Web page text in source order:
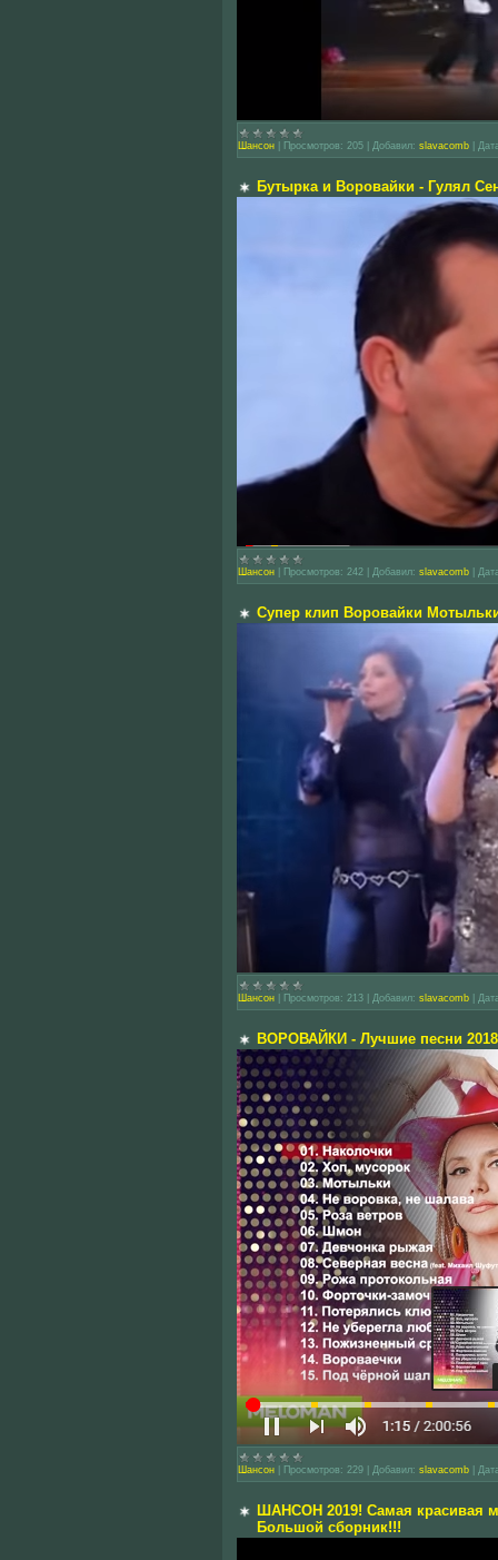
Шансон Просмотров: 205 Добавил: slavacomb
Бутырка и Воровайки - Гулял
Шансон Просмотров: 242 Добавил: slavacomb
Супер клип Воровайки
Шансон Просмотров: 213 Добавил: slavacomb
ВОРОВАЙКИ - Лучшие песни 2018
Шансон Просмотров: 229 Добавил: slavacomb
ШАНСОН 2019! Самая красивая
Большой сборник!!!